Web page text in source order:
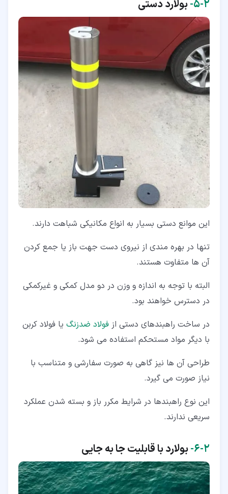
۲‏-‏۵‏- بولارد دستی
این موانع دستی بسیار به انواع مکانیکی شباهت دارند.
تنها در بهره مندی از نیروی دست جهت باز یا جمع کردن
آن ها متفاوت هستند.
البته با توجه به اندازه و وزن در دو مدل کمکی و غیرکمکی
در دسترس خواهند بود.
در ساخت راهبندهای دستی از فولاد ضدزنگ یا فولاد کربن
با دیگر مواد مستحکم استفاده می شود.
طراحی آن ها نیز گاهی به صورت سفارشی و متناسب با
نیاز صورت می گیرد.
این نوع راهبندها در شرایط مکرر باز و بسته شدن عملکرد
سریعی ندارند.
۲‏-‏۶‏- بولارد با قابلیت جا به جایی